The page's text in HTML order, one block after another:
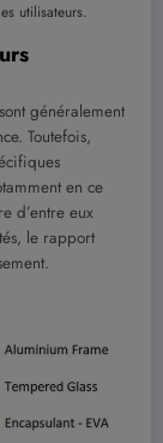
généralement
Toutefois,
en ce
d’entre eux
le rapport